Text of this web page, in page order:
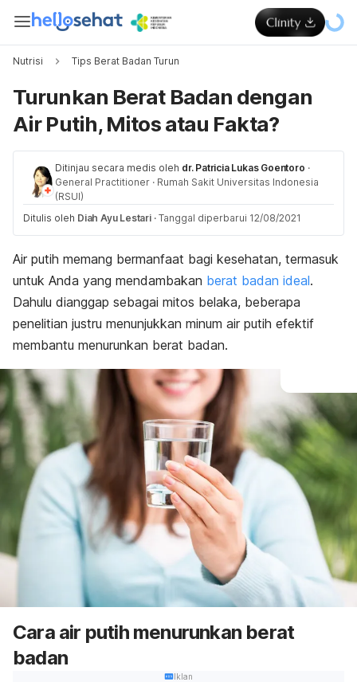
Nutrisi Tips Berat Badan Turun
Turunkan Berat Badan dengan
Air Putih, Mitos atau Fakta?
Ditinjau secara medis oleh dr. Patricia Lukas Goentoro ·
General Practitioner · Rumah Sakit Universitas Indonesia
(RSUI)
Ditulis oleh Diah Ayu Lestari · Tanggal diperbarui 12/08/2021
Air putih memang bermanfaat bagi kesehatan, termasuk
untuk Anda yang mendambakan berat badan ideal.
Dahulu dianggap sebagai mitos belaka, beberapa
penelitian justru menunjukkan minum air putih efektif
membantu menurunkan berat badan.
Cara air putih menurunkan berat
badan
Iklan